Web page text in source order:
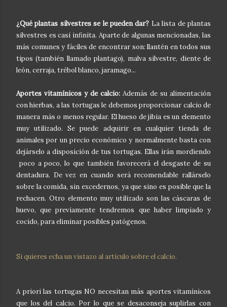
¿Qué plantas silvestres se le pueden dar? La lista de plantas
silvestres es casi infinita. Aparte de algunas mencionadas, las
más comunes y fáciles de encontrar son: llantén en todos sus
tipos (también llamado plantago), malva silvestre, diente de
león, cerraja, trébol blanco, jaramago...
Aportes vitamínicos y de calcio: Además de su alimentación
con hierbas, a las tortugas le debemos proporcionar calcio de
manera más o menos regular. El hueso de jibia es un elemento
muy utilizado. Se puede adquirir en cualquier tienda de
animales por un precio económico y normalmente basta con
dejárselo a disposición de tus tortugas. Ellas irán mordiendo
poco a poco, lo que también favorecerá el desgaste de su
dentadura. De vez en cuando será recomendable rallárselo
sobre la comida, sin excedernos, ya que sino es posible que la
rechacen. Otro elemento muy utilizado son las cáscaras de
huevo, que previamente tendremos que haber limpiado y
cocido, para eliminar posibles patógenos.
Si quieres echa un vistazo al artículo sobre el calcio.
A priori las tortugas NO necesitan más aportes vitamínicos
que los del calcio. Por lo que se desaconseja suplirlas con